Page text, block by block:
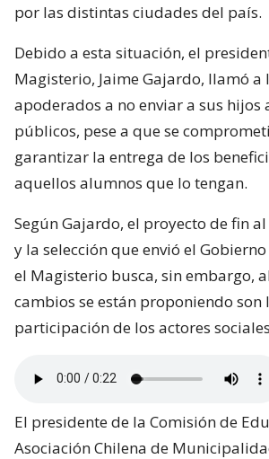
por las distintas ciudades del país.
Debido a esta situación, el
Magisterio, Jaime Gajardo, llamó a
apoderados a no enviar a sus hijos
públicos, pese a que se
garantizar la entrega de los
aquellos alumnos que lo tengan.
Según Gajardo, el proyecto de fin
y la selección que envió el
el Magisterio busca, sin embargo,
cambios se están proponiendo son
participación de los actores
El presidente de la Comisión de
Asociación Chilena de